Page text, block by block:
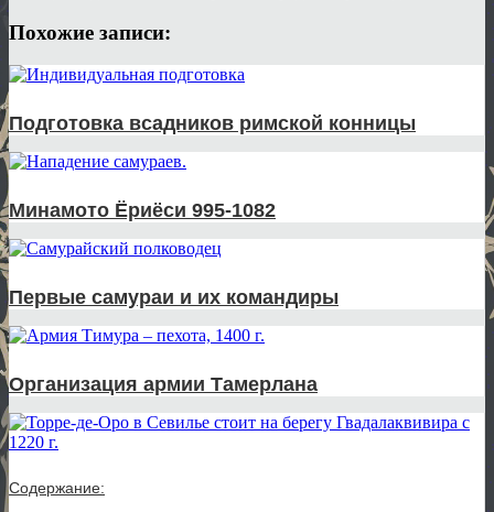
Похожие записи:
Подготовка всадников римской конницы
Минамото Ёриёси 995-1082
Первые самураи и их командиры
Организация армии Тамерлана
Содержание: